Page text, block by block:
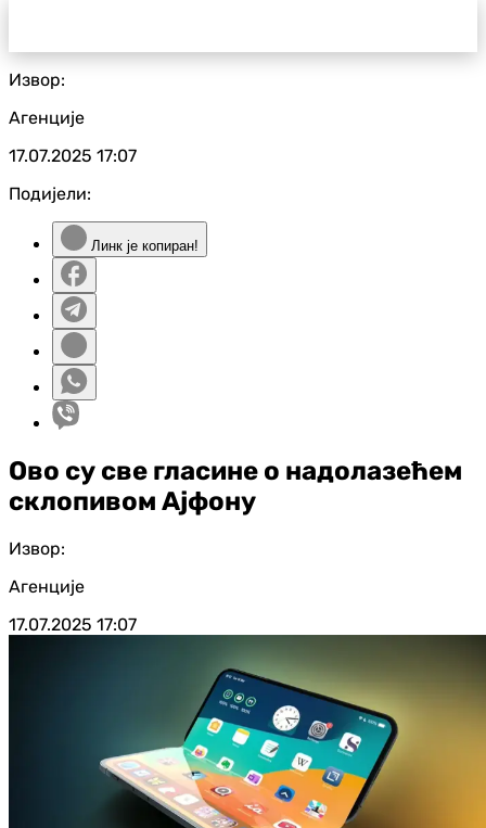
Извор:
Агенције
17.07.2025 17:07
Подијели:
Линк је копиран!
Ово су све гласине о надолазећем
склопивом Ајфону
Извор:
Агенције
17.07.2025 17:07